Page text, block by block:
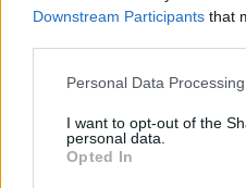
Downstream Participants that
Personal Data
I want to opt-out of the
personal data.
Opted In
dels
i culmina